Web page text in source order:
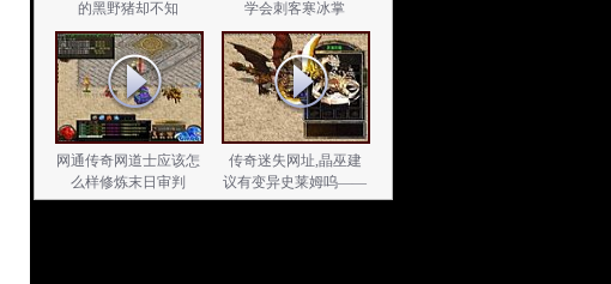
的黑野猪却不知
学会刺客寒冰掌
网通传奇网道士应该怎
么样修炼末日审判
传奇迷失网址,晶巫建
议有变异史莱姆呜——